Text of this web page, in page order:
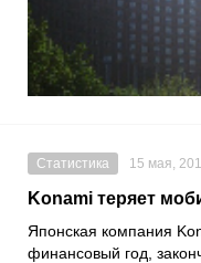
Статистика 15 мая,
Konami теряет
Японская компания
финансовый год,